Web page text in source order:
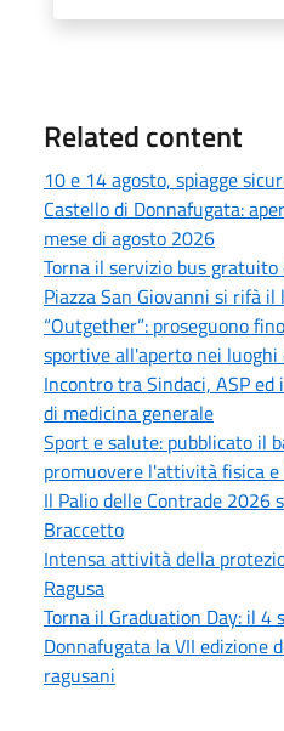
Related content
10 e 14 agosto, spiagge
Castello di Donnafugata:
mese di agosto 2026
Torna il servizio bus gratuito
Piazza San Giovanni si rifà il
“Outgether”: proseguono
sportive all'aperto nei
Incontro tra Sindaci, ASP
di medicina generale
Sport e salute: pubblicato il
promuovere l'attività fisica
Il Palio delle Contrade 2026
Braccetto
Intensa attività della
Ragusa
Torna il Graduation Day: il 4
Donnafugata la VII edizione
ragusani